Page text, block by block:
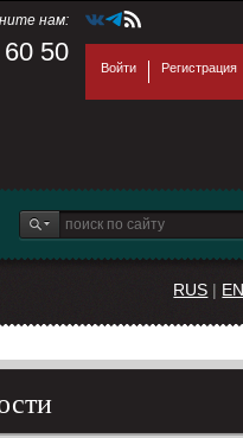
нам:
50
Войти Регистрация
RUS |